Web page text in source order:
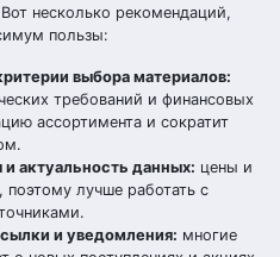
несколько рекомендаций,
пользы:
выбора материалов:
требований и финансовых
ассортимента и сократит
актуальность данных: цены и
поэтому лучше работать с
и уведомления: многие